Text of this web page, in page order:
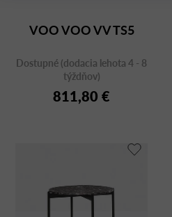
VOO VOO VV TS5
Dostupné (dodacia lehota 4 - 8
týždňov)
811,80 €